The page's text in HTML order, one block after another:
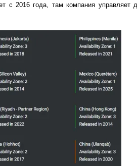
с 2016 года, там компания управляет